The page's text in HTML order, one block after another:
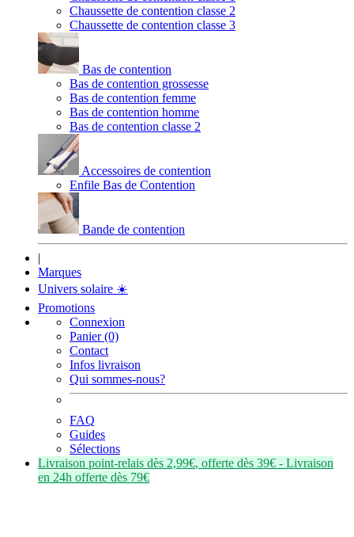
Chaussette de contention classe 2
Chaussette de contention classe 3
Bas de contention
Bas de contention grossesse
Bas de contention femme
Bas de contention homme
Bas de contention classe 2
Accessoires de contention
Enfile Bas de Contention
Bande de contention
|
Marques
Univers solaire ☀️
Promotions
Connexion
Panier (0)
Contact
Infos livraison
Qui sommes-nous?
FAQ
Guides
Sélections
Livraison point-relais dès 2,99€, offerte dès 39€ - Livraison
en 24h offerte dès 79€